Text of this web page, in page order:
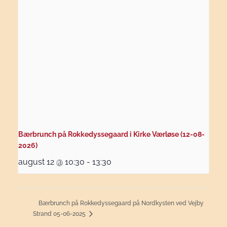
Bærbrunch på Rokkedyssegaard i Kirke Værløse (12-08-
2026)
august 12 @ 10:30 - 13:30
Bærbrunch på Rokkedyssegaard på Nordkysten ved Vejby
Strand 05-06-2025